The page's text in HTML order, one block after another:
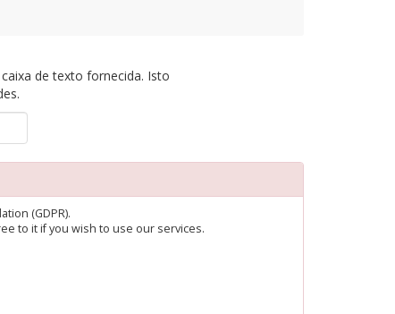
de texto fornecida. Isto
(GDPR).
to it if you wish to use our services.